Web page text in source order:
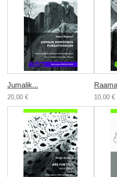
Jumalik...
20,00 € 10,00 €